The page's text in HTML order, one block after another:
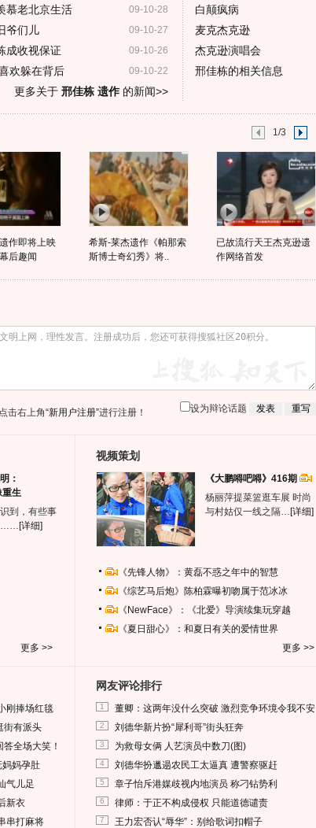
09-10-28
慕老北京生活
09-10-27
爷们儿
09-10-26
成收视保证
09-10-22
欢躲在背后
更多关于 邢佳栋 遗作的新闻>>
白颠疯病
麦克杰克逊
杰克逊演唱会
邢佳栋的相关信息
1/3
作即将上映
后趣闻
希斯-莱杰遗作《帕那索
斯博士奇幻秀》将..
已故流行天王杰克逊遗
作网络首发
击右上角“新用户注册”进行注册！ 设为辩论话题
：
重生
到，有些事
…… [详细]
更多 >>
视频策划
《大鹏嘚吧嘚》416期
杨丽萍提菜篮逛车展 时尚
与村姑仅一线之隔… [详细]
《先锋人物》：黄磊不惑之年中的智慧
《综艺马后炮》陈柏霖曝初吻属于范冰冰
《NewFace》：《北爱》导演续集玩穿越
《夏日甜心》：和夏日有关的爱情世界
更多 >>
刚捧场红毯
街有派头
全场大笑！
妈妈孕肚
气儿足
新衣
串打麻将
网友评论排行
1 董卿：这两年没什么突破 激烈竞争环境令我不安
2 刘德华新片扮“犀利哥”街头狂奔
3 为救母女俩 人艺演员中数刀(图)
4 刘德华扮邋遢农民工太逼真 遭警察驱赶
5 章子怡斥港媒歧视内地演员 称刁钻势利
6 律师：于正不构成侵权 只能道德谴责
7 王力宏否认“辱华”：别给歌词扣帽子